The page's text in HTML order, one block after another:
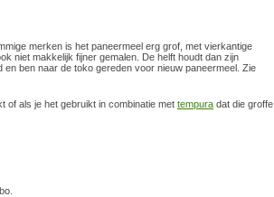
merken is het paneermeel erg grof, met vierkantige
niet makkelijk fijner gemalen. De helft houdt dan zijn
ben naar de toko gereden voor nieuw paneermeel. Zie
of als je het gebruikt in combinatie met tempura dat die groffe